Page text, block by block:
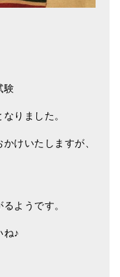
験
なりました。
けいたしますが、
ようです。
ね♪